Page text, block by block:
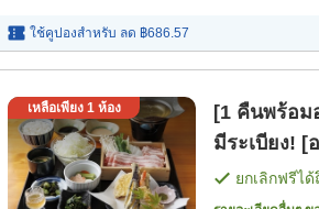
ใช้คูปองสำหรับ ลด ฿686.57
เหลือเพียง 1ห้อง
[1 คืนพร้อม
มีระเบียง! [
ยกเลิกฟรีได้